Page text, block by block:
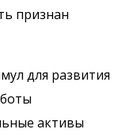
признан
для развития
активы